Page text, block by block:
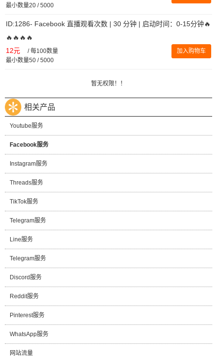
最小数量20 / 5000
ID:1286- Facebook 直播观看次数 | 30 分钟 | 启动时间：0-15分钟🔥
🔥🔥🔥🔥
12元 /每100数量
最小数量50 / 5000
加入购物车
暂无权限！！
相关产品
Youtube服务
Facebook服务
Instagram服务
Threads服务
TikTok服务
Telegram服务
Line服务
Telegram服务
Discord服务
Reddit服务
Pinterest服务
WhatsApp服务
网站流量